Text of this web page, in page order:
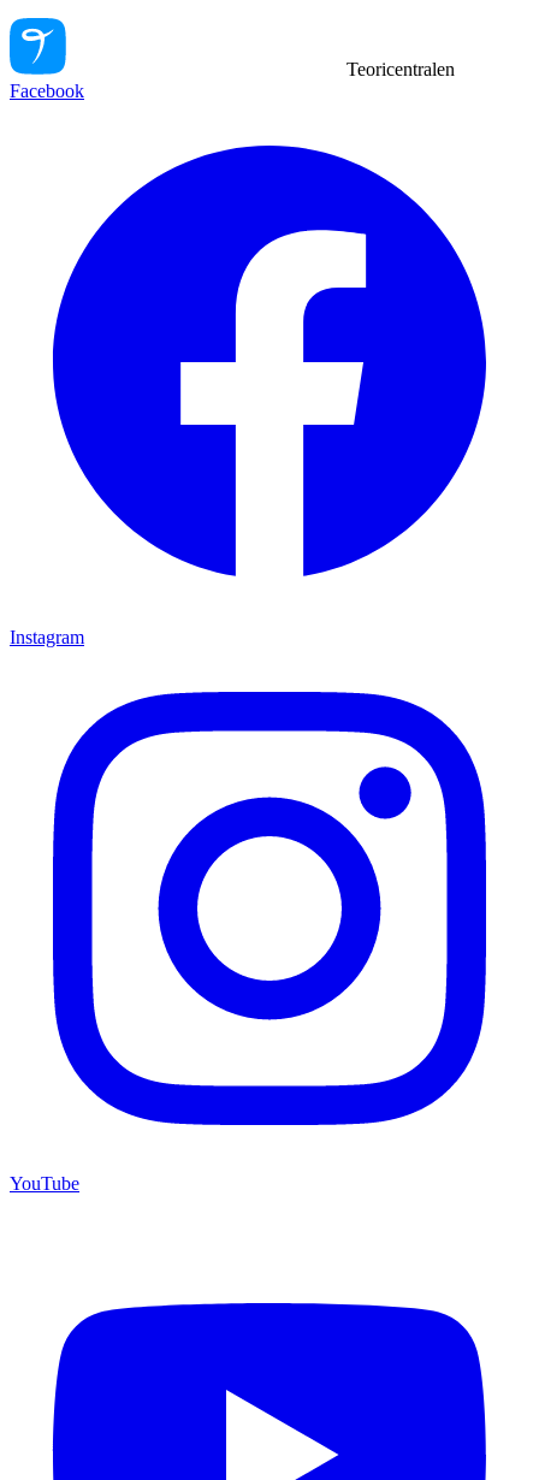
Teoricentralen
Facebook
Instagram
YouTube